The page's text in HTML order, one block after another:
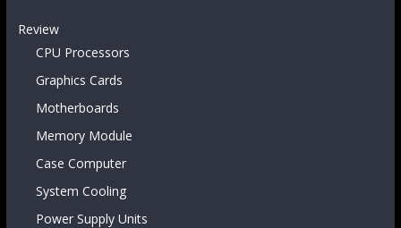
Review
CPU Processors
Graphics Cards
Motherboards
Memory Module
Case Computer
System Cooling
Power Supply Units